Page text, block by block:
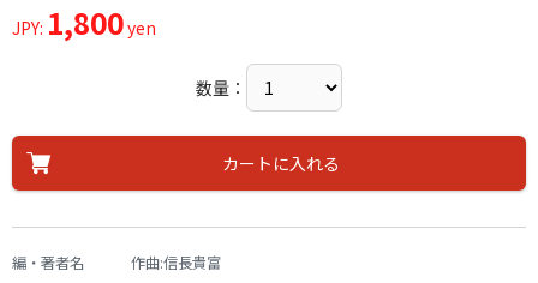
JPY: 1,800yen
数量：
カートに入れる
編・著者名
作曲:信長貴富